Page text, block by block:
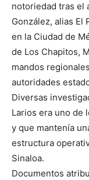
notoriedad tras el
González, alias El
en la Ciudad de
de Los Chapitos,
mandos
autoridades
Diversas
Larios era uno de
y que mantenía
estructura
Sinaloa.
Documentos